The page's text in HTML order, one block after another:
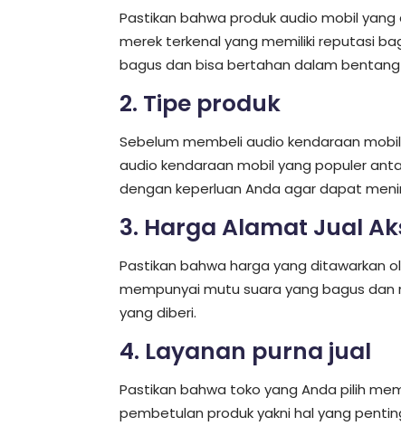
Pastikan bahwa produk audio mobil
merek terkenal yang memiliki reputasi
bagus dan bisa bertahan dalam
2. Tipe produk
Sebelum membeli audio kendaraan
audio kendaraan mobil yang populer
dengan keperluan Anda agar dapat
3. Harga Alamat Jual
Pastikan bahwa harga yang ditawarkan
mempunyai mutu suara yang bagus dan
yang diberi.
4. Layanan purna jual
Pastikan bahwa toko yang Anda pilih
pembetulan produk yakni hal yang